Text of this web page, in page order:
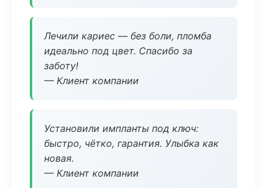
Лечили кариес — без боли, пломба
идеально под цвет. Спасибо за
заботу!
— Клиент компании
Установили импланты под ключ:
быстро, чётко, гарантия. Улыбка как
новая.
— Клиент компании